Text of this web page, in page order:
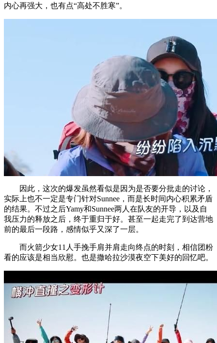
内心再强大，也有点“高处不胜寒”。
因此，这次的爆发虽然看似是因为是否要分批走的讨论，
实际上也不一定是专门针对Sunnee，而是长时间内心积累矛盾
的结果。不过之后Yamy和Sunnee两人在队友的开导，以及自
我压力的释放之后，终于重归于好。甚至一起走完了到达营地
前的最后一段路，感情似乎又深了一层。
而火箭少女11人手挽手肩并肩走向终点的时刻，相信团粉
看的应该是相当欣慰。也是撒哈拉沙漠夜空下美好的回忆吧。